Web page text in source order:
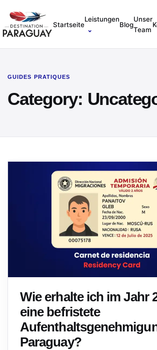
Startseite
Leistungen
⌄
Blog
Unser
Team
GUIDES PRATIQUES
Category:
Wie erhalte ich im Jahr
eine befristete
Paraguay?